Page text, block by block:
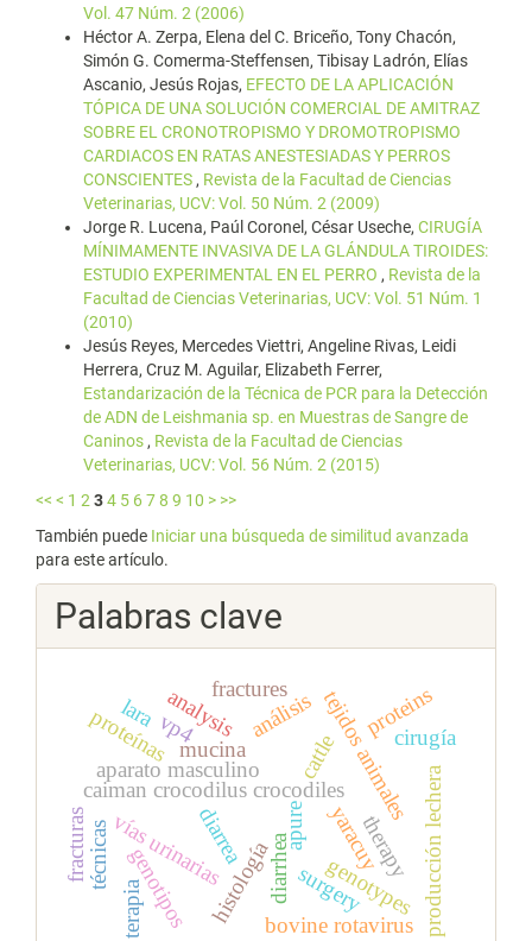
Vol. 47 Núm. 2 (2006)
Héctor A. Zerpa, Elena del C. Briceño, Tony Chacón,
Simón G. Comerma-Steffensen, Tibisay Ladrón, Elías
Ascanio, Jesús Rojas, EFECTO DE LA APLICACIÓN
TÓPICA DE UNA SOLUCIÓN COMERCIAL DE AMITRAZ
SOBRE EL CRONOTROPISMO Y DROMOTROPISMO
CARDIACOS EN RATAS ANESTESIADAS Y PERROS
CONSCIENTES , Revista de la Facultad de Ciencias
Veterinarias, UCV: Vol. 50 Núm. 2 (2009)
Jorge R. Lucena, Paúl Coronel, César Useche, CIRUGÍA
MÍNIMAMENTE INVASIVA DE LA GLÁNDULA TIROIDES:
ESTUDIO EXPERIMENTAL EN EL PERRO , Revista de la
Facultad de Ciencias Veterinarias, UCV: Vol. 51 Núm. 1
(2010)
Jesús Reyes, Mercedes Viettri, Angeline Rivas, Leidi
Herrera, Cruz M. Aguilar, Elizabeth Ferrer,
Estandarización de la Técnica de PCR para la Detección
de ADN de Leishmania sp. en Muestras de Sangre de
Caninos , Revista de la Facultad de Ciencias
Veterinarias, UCV: Vol. 56 Núm. 2 (2015)
<< < 1 2 34 5 678 9 10 > >>
También puede Iniciar una búsqueda de similitud avanzada
para este artículo.
Palabras clave
caiman crocodilus crocodiles
aparato masculino tejidos animales
mucina
apure
vías urinariashistología
análisis
genotipos
proteínas
diarrea
técnicas
vp4
yaracuy
analysis
genotypes
proteins
diarrhea
bovine rotavirus producción lechera
lara
fracturas
cirugía
terapia
cattle
fractures
surgery
therapy